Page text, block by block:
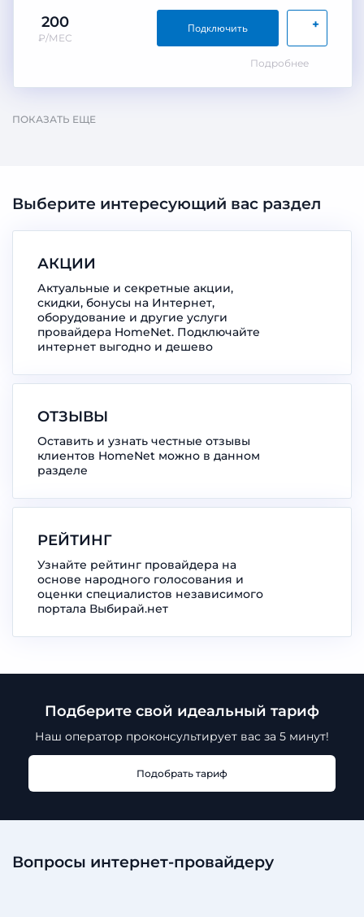
200
₽/МЕС
+
Подключить
Подробнее
ПОКАЗАТЬ ЕЩЕ
Выберите интересующий вас раздел
АКЦИИ
Актуальные и секретные акции,
скидки, бонусы на Интернет,
оборудование и другие услуги
провайдера HomeNet. Подключайте
интернет выгодно и дешево
ОТЗЫВЫ
Оставить и узнать честные отзывы
клиентов HomeNet можно в данном
разделе
РЕЙТИНГ
Узнайте рейтинг провайдера на
основе народного голосования и
оценки специалистов независимого
портала Выбирай.нет
Подберите свой идеальный тариф
Наш оператор проконсультирует вас за 5 минут!
Подобрать тариф
Вопросы интернет-провайдеру